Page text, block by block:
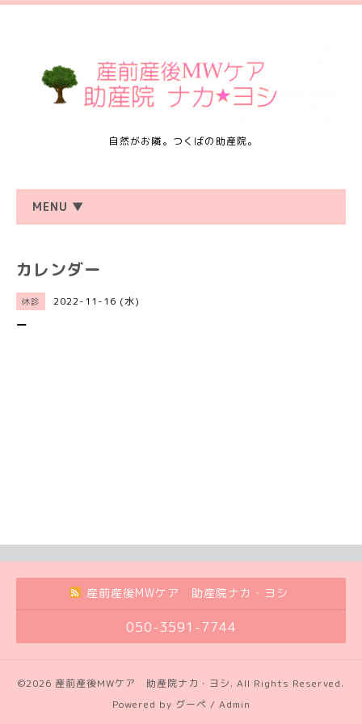
自然がお隣。つくばの助産院。
MENU ▼
カレンダー
休診 2022-11-16 (水)
ー
産前産後MWケア 助産院ナカ・ヨシ
050-3591-7744
©2026 産前産後MWケア 助産院ナカ・ヨシ. All Rights Reserved.
Powered by グーペ / Admin